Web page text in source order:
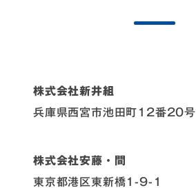
株式会社新井組
兵庫県西宮市池田町12番20号
株式会社安藤・間
東京都港区東新橋1-9-1